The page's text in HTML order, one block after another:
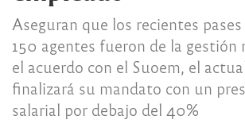
Aseguran que los recientes
150 agentes fueron de la gestión
el acuerdo con el Suoem, el
finalizará su mandato con un
salarial por debajo del 40%